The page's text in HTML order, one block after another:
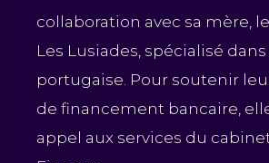
collaboration avec sa mère,
Les Lusiades, spécialisé
portugaise. Pour soutenir
de financement bancaire,
appel aux services du